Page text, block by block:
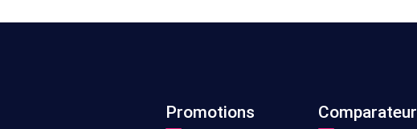
Promotions Comparateur